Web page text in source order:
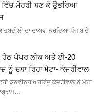
ਵਿੱਚ ਮੋਹਰੀ ਬਣ ਕੇ ਉਭਰਿਆ
ਤਬਦੀਲੀ ਦਾ ਦਾਅਵਾ ਕਰਦਿਆਂ ਪੰਜਾਬ ਦੇ
ਹੇਠ ਪੇਪਰ ਲੀਕ ਅਤੇ ਈ-20
ਨੂੰ ਦਬਾ ਰਿਹਾ ਮੇਟਾ- ਕੇਜਰੀਵਾਲ
ਕਨਵੀਨਰ ਅਰਵਿੰਦ ਕੇਜਰੀਵਾਲ ਨੇ ਮੇਟਾ